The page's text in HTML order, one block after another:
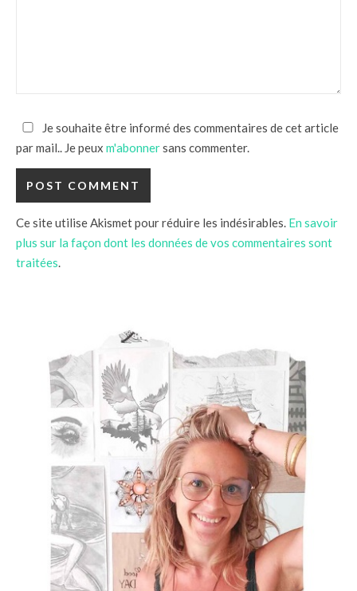
Je souhaite être informé des commentaires de cet article
par mail.. Je peux m'abonnersans commenter.
Ce site utilise Akismet pour réduire les indésirables. En savoir
plus sur la façon dont les données de vos commentaires sont
traitées.